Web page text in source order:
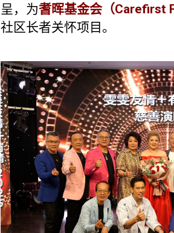
呈，为耆晖基金会（Carefirst
社区长者关怀项目。